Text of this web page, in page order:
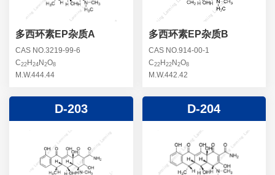
头孢他美酯杂质
青霉素杂质
头孢羟氨苄杂质
头孢西丁杂质
头孢卡品酯杂质
头孢唑肟杂质
卡络磺钠杂质
替加环素杂质
土霉素杂质
林可霉素杂质
多西环素EP杂质A
CAS NO.3219-99-6
C22 H 24 N 2O8
M.W.444.44
多西环素EP杂质B
CAS NO.914-00-1
C22H 22N 2O8
M.W.442.42
D-203 D-204